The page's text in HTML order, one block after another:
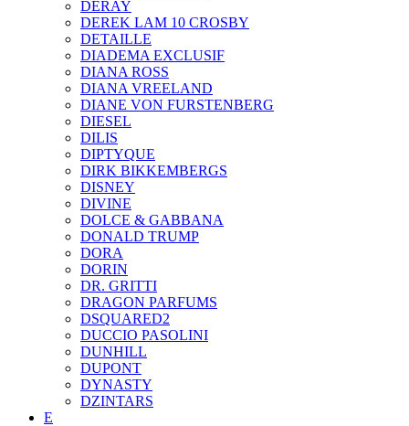
DERAY
DEREK LAM 10 CROSBY
DETAILLE
DIADEMA EXCLUSIF
DIANA ROSS
DIANA VREELAND
DIANE VON FURSTENBERG
DIESEL
DILIS
DIPTYQUE
DIRK BIKKEMBERGS
DISNEY
DIVINE
DOLCE & GABBANA
DONALD TRUMP
DORA
DORIN
DR. GRITTI
DRAGON PARFUMS
DSQUARED2
DUCCIO PASOLINI
DUNHILL
DUPONT
DYNASTY
DZINTARS
E